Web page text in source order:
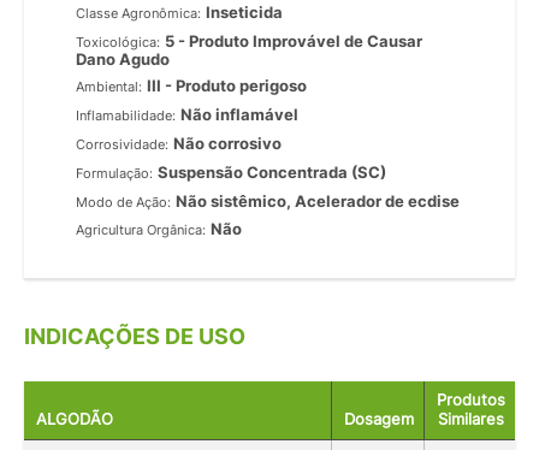
Classe Agronômica: Inseticida
Toxicológica: 5 - Produto Improvável de Causar
Dano Agudo
Ambiental: III - Produto perigoso
Inflamabilidade: Não inflamável
Corrosividade: Não corrosivo
Formulação: Suspensão Concentrada (SC)
Modo de Ação: Não sistêmico, Acelerador de ecdise
Agricultura Orgânica: Não
INDICAÇÕES DE USO
ALGODÃO Dosagem
Produtos
Similares